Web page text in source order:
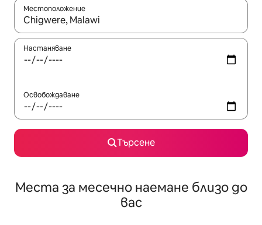
Местоположение
Когато резултатите се покажат, използвайте
Настаняване
Освобождаване
Търсене
Места за месечно наемане близо до
вас